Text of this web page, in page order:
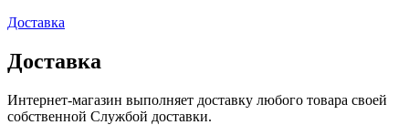
Доставка
Доставка
Интернет-магазин выполняет доставку любого товара своей
собственной Службой доставки.